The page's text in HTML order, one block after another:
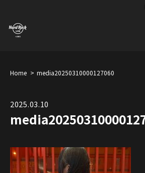
Home media20250310000127060
2025.03.10